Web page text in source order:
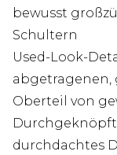
bewusst
Schultern
Used-Look-
abgetragenen,
Oberteil von
durchdachtes